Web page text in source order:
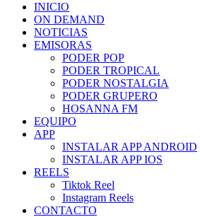
INICIO
ON DEMAND
NOTICIAS
EMISORAS
PODER POP
PODER TROPICAL
PODER NOSTALGIA
PODER GRUPERO
HOSANNA FM
EQUIPO
APP
INSTALAR APP ANDROID
INSTALAR APP IOS
REELS
Tiktok Reel
Instagram Reels
CONTACTO